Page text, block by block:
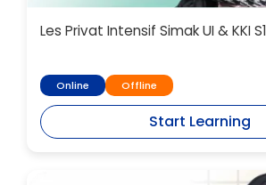
Les Privat Intensif Simak UI & KKI S1
Online Offline
Start Learning